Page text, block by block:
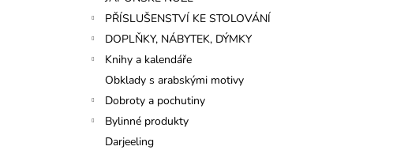
PŘÍSLUŠENSTVÍ KE STOLOVÁNÍ
DOPLŇKY, NÁBYTEK, DÝMKY
Knihy a kalendáře
Obklady s arabskými motivy
Dobroty a pochutiny
Bylinné produkty
Darjeeling